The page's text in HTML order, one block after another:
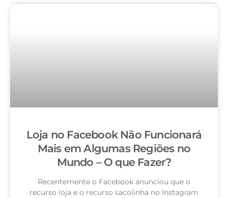
Loja no Facebook Não Funcionará
Mais em Algumas Regiões no
Mundo – O que Fazer?
Recentemente o Facebook anunciou que o
recurso loja e o recurso sacolinha no Instagram